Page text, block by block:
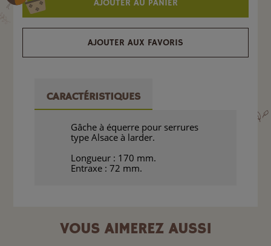
AJOUTER AU PANIER
AJOUTER AUX FAVORIS
CARACTÉRISTIQUES
Gâche à équerre pour serrures
type Alsace à larder.
Longueur : 170 mm.
Entraxe : 72 mm.
VOUS AIMEREZ AUSSI